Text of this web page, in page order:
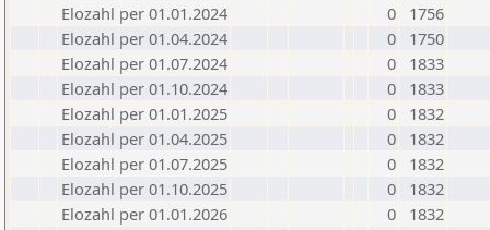
Elozahl per 01.01.2024
0
1756
Elozahl per 01.04.2024
0
1750
Elozahl per 01.07.2024
0
1833
Elozahl per 01.10.2024
0
1833
Elozahl per 01.01.2025
0
1832
Elozahl per 01.04.2025
0
1832
Elozahl per 01.07.2025
0
1832
Elozahl per 01.10.2025
0
1832
Elozahl per 01.01.2026
0
1832